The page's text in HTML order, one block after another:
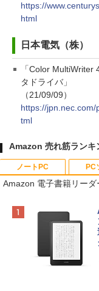
https://
html
日本電気（株）
「Color
タドライバ」
（21/09/09）
https://
tml
Amazon 売れ筋ランキ
ノートPC PC
Amazon 電子書籍リー